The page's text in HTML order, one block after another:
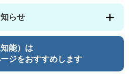
らせ
能）は
ジをおすすめします